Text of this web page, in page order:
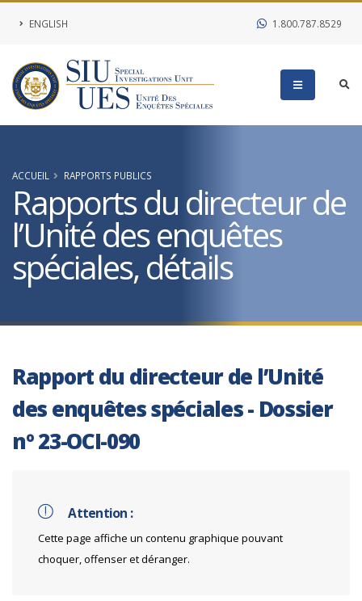
ENGLISH 1.800.787.8529
ACCUEIL RAPPORTS PUBLICS
Rapports du directeur de
l’Unité des enquêtes
spéciales, détails
Rapport du directeur de l’Unité
des enquêtes spéciales - Dossier
nº 23-OCI-090
Attention :
Cette page affiche un contenu graphique pouvant
choquer, offenser et déranger.